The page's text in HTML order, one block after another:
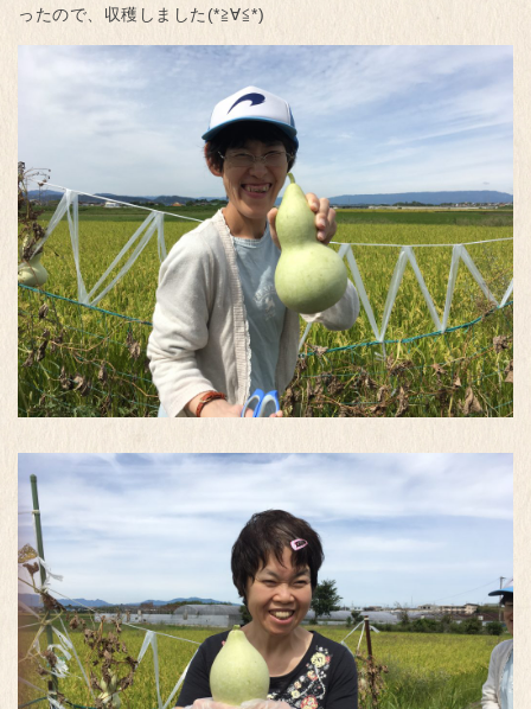
ったので、収穫しました(*≧∀≦*)